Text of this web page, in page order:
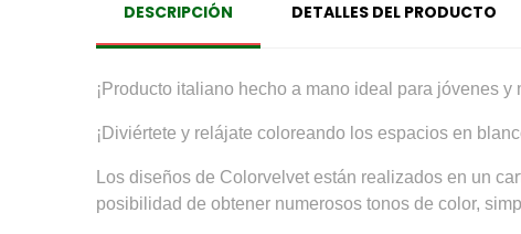
DESCRIPCIÓN DETALLES DEL PRODUCTO
¡Producto italiano hecho a mano ideal para jóvenes y
¡Diviértete y relájate coloreando los espacios en
Los diseños de Colorvelvet están realizados en un
posibilidad de obtener numerosos tonos de color,